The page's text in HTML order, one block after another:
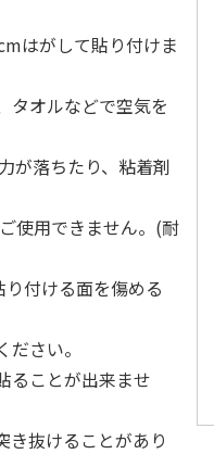
品 カムカ
銀のスプーン パウ
おに …
はがして貼り付けま
タオルなどで空気を
が落ちたり、粘着剤
使用できません。(耐
付ける面を傷める
さい。
ることが出来ませ
き抜けることがあり